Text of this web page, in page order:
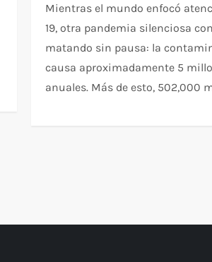
Mientras el mundo enfocó
19, otra pandemia silenciosa
matando sin pausa: la
causa aproximadamente 5
anuales. Más de esto, 502,000